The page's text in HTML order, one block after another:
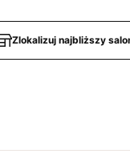
Zlokalizuj najbliższy